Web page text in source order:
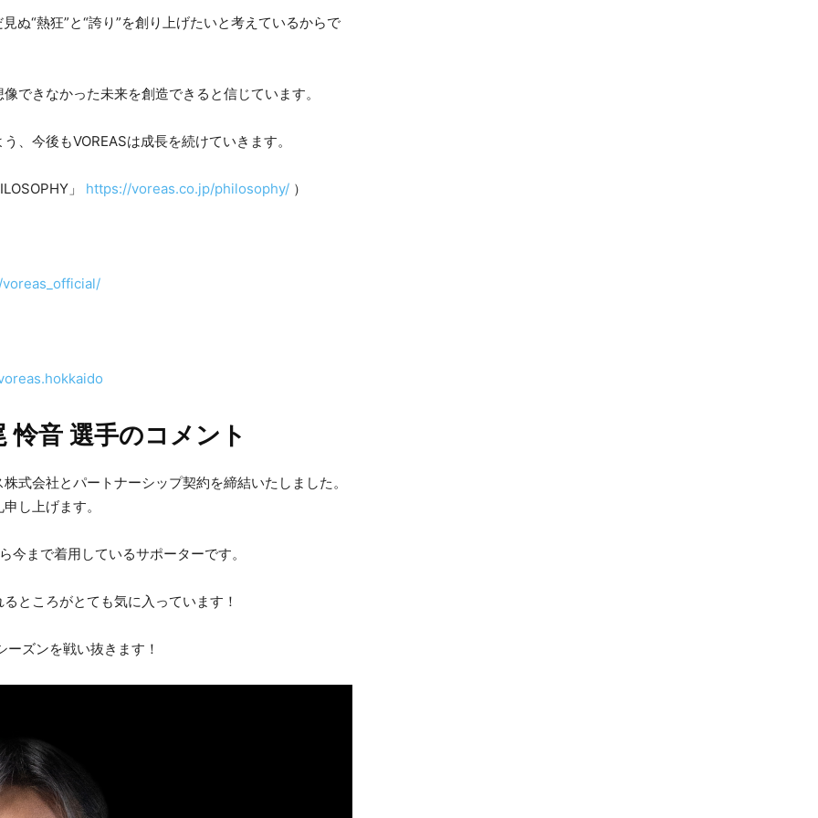
ぬ“熱狂”と“誇り”を創り上げたいと考えているからで
できなかった未来を創造できると信じています。
、今後もVOREASは成長を続けていきます。
」 https://voreas.co.jp/philosophy/ ）
音 選手のコメント
式会社とパートナーシップ契約を締結いたしました。
し上げます。
まで着用しているサポーターです。
ところがとても気に入っています！
ズンを戦い抜きます！